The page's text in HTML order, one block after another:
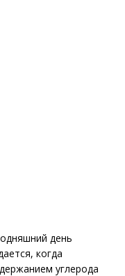
день
когда
углерода